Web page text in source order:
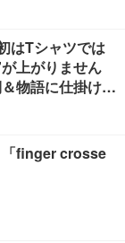
はTシャツでは
上がりません
物語に仕掛けた
「finger crosse